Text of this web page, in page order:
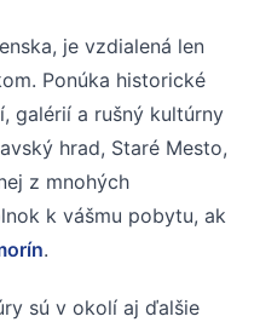
je vzdialená len
Ponúka historické
galérií a rušný kultúrny
hrad, Staré Mesto,
z mnohých
k vášmu pobytu, ak
.
sú v okolí aj ďalšie